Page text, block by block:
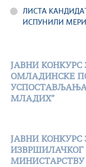
ЛИСТА
ИСПУНИЛИ
ЈАВНИ
ОМЛАДИНСКЕ
МЛАДИХ”
ЈАВНИ
ИЗВРШИЛАЧКОГ